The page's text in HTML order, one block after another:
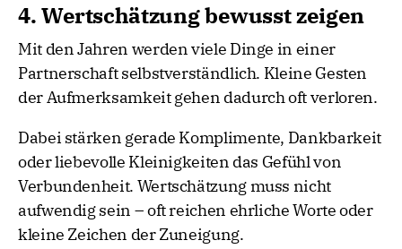
4. Wertschätzung bewusst zeigen
Mit den Jahren werden viele Dinge in einer
Partnerschaft selbstverständlich. Kleine Gesten
der Aufmerksamkeit gehen dadurch oft verloren.
Dabei stärken gerade Komplimente, Dankbarkeit
oder liebevolle Kleinigkeiten das Gefühl von
Verbundenheit. Wertschätzung muss nicht
aufwendig sein – oft reichen ehrliche Worte oder
kleine Zeichen der Zuneigung.